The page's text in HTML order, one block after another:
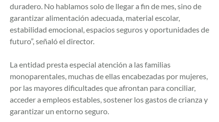
duradero. No hablamos solo de llegar a fin de mes, sino de
garantizar alimentación adecuada, material escolar,
estabilidad emocional, espacios seguros y oportunidades de
futuro”, señaló el director.
La entidad presta especial atención a las familias
monoparentales, muchas de ellas encabezadas por mujeres,
por las mayores dificultades que afrontan para conciliar,
acceder a empleos estables, sostener los gastos de crianza y
garantizar un entorno seguro.